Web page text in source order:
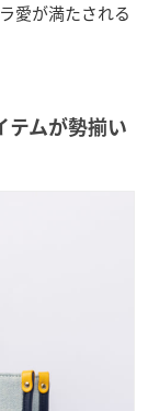
愛が満たされる
テムが勢揃い